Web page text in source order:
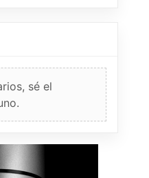
sé el